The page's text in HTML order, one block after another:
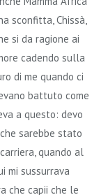
sconfitta, Chissà,
si da ragione ai
cadendo sulla
di me quando ci
battuto come
a questo: devo
sarebbe stato
quando al
mi sussurrava
che capii che le